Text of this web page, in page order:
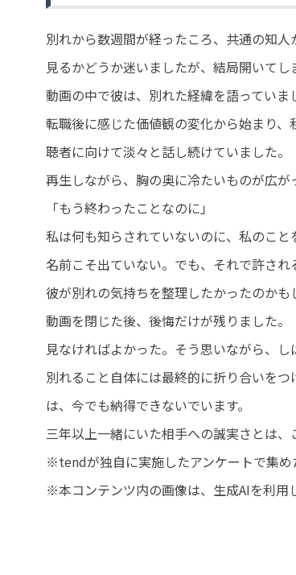
別れから数週間が経ったころ、共通の知
見るかどうか迷いましたが、結局開いてし
動画の中で彼は、別れた経緯を語っていま
転職後に感じた価値観の変化から始まり
聴者に向けて淡々と話し続けていました。
再生しながら、胸の奥に冷たいものが広が
「もう終わったことなのに」
私は何も知らされていないのに、私のこ
名前こそ出ていない。でも、それで許され
彼が別れの気持ちを整理したかったのか
動画を閉じた後、後悔だけが残りました。
見なければよかった。そう思いながら、し
別れること自体には最終的に折り合いを
は、今でも納得できないでいます。
三年以上一緒にいた相手への誠実さとは、
※tendが独自に実施したアンケートで集
※本コンテンツ内の画像は、生成AIを利用